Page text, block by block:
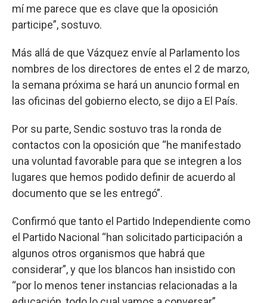
mí me parece que es clave que la oposición
participe”, sostuvo.
Más allá de que Vázquez envíe al Parlamento los
nombres de los directores de entes el 2 de marzo,
la semana próxima se hará un anuncio formal en
las oficinas del gobierno electo, se dijo a El País.
Por su parte, Sendic sostuvo tras la ronda de
contactos con la oposición que “he manifestado
una voluntad favorable para que se integren a los
lugares que hemos podido definir de acuerdo al
documento que se les entregó”.
Confirmó que tanto el Partido Independiente como
el Partido Nacional “han solicitado participación a
algunos otros organismos que habrá que
considerar”, y que los blancos han insistido con
“por lo menos tener instancias relacionadas a la